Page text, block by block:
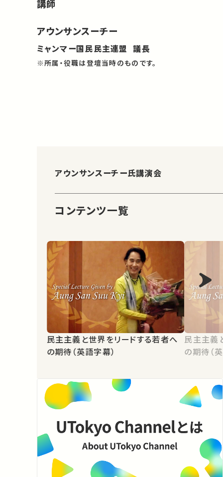
講師
アウンサンスーチー
ミャンマー国民民主連盟 議長
※所属・役職は登壇当時のものです。
アウンサンスーチー氏講演会
コンテンツ一覧
民主主義と世界をリードする若者へ
の期待（英語字幕）
民主主義
の期待（